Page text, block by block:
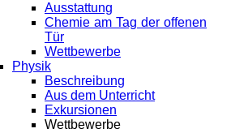
Ausstattung
Chemie am Tag der offenen
Tür
Wettbewerbe
Physik
Beschreibung
Aus dem Unterricht
Exkursionen
Wettbewerbe